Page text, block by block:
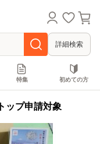
詳細検索
特集 初めての方
ップ申請対象